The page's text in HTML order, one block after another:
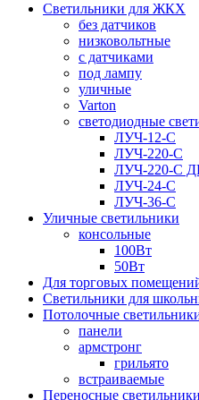
Светильники для ЖКХ
без датчиков
низковольтные
с датчиками
под лампу
уличные
Varton
светодиодные
ЛУЧ-12-С
ЛУЧ-220-С
ЛУЧ-220-С
ЛУЧ-24-С
ЛУЧ-36-С
Уличные светильники
консольные
100Вт
50Вт
Для торговых
Светильники для
Потолочные
панели
армстронг
грильято
встраиваемые
Переносные светильники